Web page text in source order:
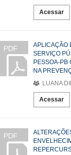
Acessar
PDF
APLICAÇÃO
SERVIÇO
PESSOA-PB
NA
LUANA
Acessar
PDF